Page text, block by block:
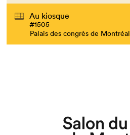
Au kiosque
#1505
Palais des congrès de Montréal